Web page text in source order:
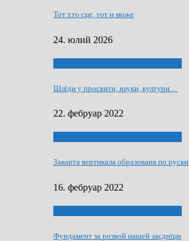
Тот хто сце, тот и може
24. юлий 2026
Шлїди у просвити, науки, култури…
22. фебруар 2022
Заварта вертикала образованя по руски
16. фебруар 2022
Фундамент за розвой нашей заєднїци